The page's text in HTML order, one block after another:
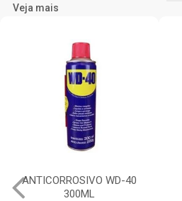
Veja mais
OLEO MULTIUSO WHITE
LUB 100ML ORBI